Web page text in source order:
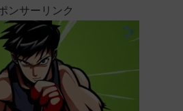
ンサーリンク